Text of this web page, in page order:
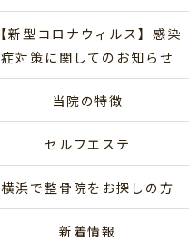
【新型コロナウィルス】感染
症対策に関してのお知らせ
当院の特徴
セルフエステ
横浜で整骨院をお探しの方
新着情報